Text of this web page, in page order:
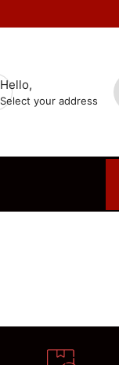
Hello,
Select your address